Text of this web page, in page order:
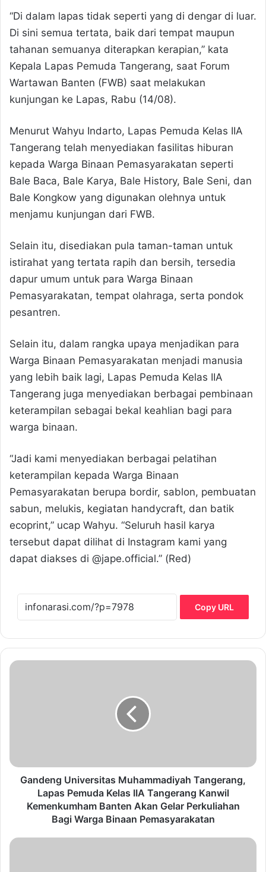
“Di dalam lapas tidak seperti yang di dengar di luar.
Di sini semua tertata, baik dari tempat maupun
tahanan semuanya diterapkan kerapian,” kata
Kepala Lapas Pemuda Tangerang, saat Forum
Wartawan Banten (FWB) saat melakukan
kunjungan ke Lapas, Rabu (14/08).
Menurut Wahyu Indarto, Lapas Pemuda Kelas IIA
Tangerang telah menyediakan fasilitas hiburan
kepada Warga Binaan Pemasyarakatan seperti
Bale Baca, Bale Karya, Bale History, Bale Seni, dan
Bale Kongkow yang digunakan olehnya untuk
menjamu kunjungan dari FWB.
Selain itu, disediakan pula taman-taman untuk
istirahat yang tertata rapih dan bersih, tersedia
dapur umum untuk para Warga Binaan
Pemasyarakatan, tempat olahraga, serta pondok
pesantren.
Selain itu, dalam rangka upaya menjadikan para
Warga Binaan Pemasyarakatan menjadi manusia
yang lebih baik lagi, Lapas Pemuda Kelas IIA
Tangerang juga menyediakan berbagai pembinaan
keterampilan sebagai bekal keahlian bagi para
warga binaan.
“Jadi kami menyediakan berbagai pelatihan
keterampilan kepada Warga Binaan
Pemasyarakatan berupa bordir, sablon, pembuatan
sabun, melukis, kegiatan handycraft, dan batik
ecoprint,” ucap Wahyu. “Seluruh hasil karya
tersebut dapat dilihat di Instagram kami yang
dapat diakses di @jape.official.” (Red)
Copy URL
G
n
i
Gandeng Universitas Muhammadiyah Tangerang,
Lapas Pemuda Kelas IIA Tangerang Kanwil
Kemenkumham Banten Akan Gelar Perkuliahan
Bagi Warga Binaan Pemasyarakatan
S